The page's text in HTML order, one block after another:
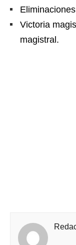
Victoria
magistral.